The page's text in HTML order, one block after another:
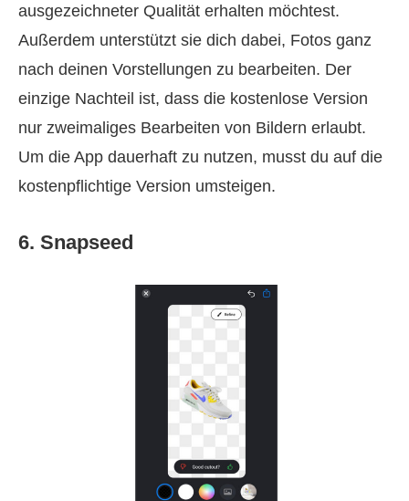
ausgezeichneter Qualität erhalten möchtest.
Außerdem unterstützt sie dich dabei, Fotos ganz
nach deinen Vorstellungen zu bearbeiten. Der
einzige Nachteil ist, dass die kostenlose Version
nur zweimaliges Bearbeiten von Bildern erlaubt.
Um die App dauerhaft zu nutzen, musst du auf die
kostenpflichtige Version umsteigen.
6. Snapseed